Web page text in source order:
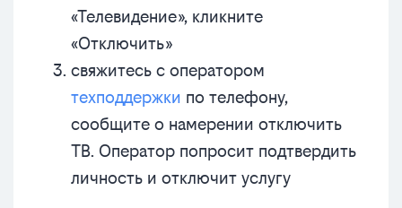
«Телевидение», кликните
«Отключить»
свяжитесь с оператором
техподдержки по телефону,
сообщите о намерении отключить
ТВ. Оператор попросит подтвердить
личность и отключит услугу